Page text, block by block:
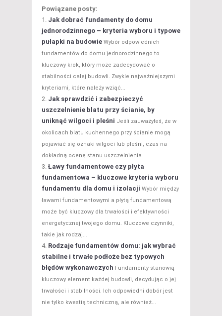
Powiązane posty:
Jak dobrać fundamenty do domu
jednorodzinnego – kryteria wyboru i typowe
pułapki na budowie Wybór odpowiednich
fundamentów do domu jednorodzinnego to
kluczowy krok, który może zadecydować o
stabilności całej budowli. Zwykle najważniejszymi
kryteriami, które należy wziąć...
Jak sprawdzić i zabezpieczyć
uszczelnienie blatu przy ścianie, by
uniknąć wilgoci i pleśni Jeśli zauważyłeś, że w
okolicach blatu kuchennego przy ścianie mogą
pojawiać się oznaki wilgoci lub pleśni, czas na
dokładną ocenę stanu uszczelnienia....
Ławy fundamentowe czy płyta
fundamentowa – kluczowe kryteria wyboru
fundamentu dla domu i izolacji Wybór między
ławami fundamentowymi a płytą fundamentową
może być kluczowy dla trwałości i efektywności
energetycznej twojego domu. Kluczowe czynniki,
takie jak rodzaj...
Rodzaje fundamentów domu: jak wybrać
stabilne i trwałe podłoże bez typowych
błędów wykonawczych Fundamenty stanowią
kluczowy element każdej budowli, decydując o jej
trwałości i stabilności. Ich odpowiedni dobór jest
nie tylko kwestią techniczną, ale również...